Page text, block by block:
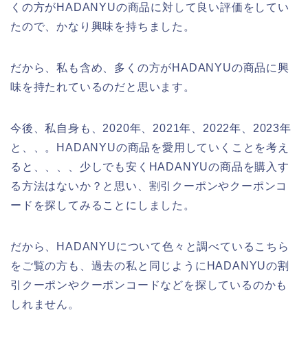
くの方がHADANYUの商品に対して良い評価をしてい
たので、かなり興味を持ちました。
だから、私も含め、多くの方がHADANYUの商品に興
味を持たれているのだと思います。
今後、私自身も、2020年、2021年、2022年、2023年
と、、。HADANYUの商品を愛用していくことを考え
ると、、、、少しでも安くHADANYUの商品を購入す
る方法はないか？と思い、割引クーポンやクーポンコ
ードを探してみることにしました。
だから、HADANYUについて色々と調べているこちら
をご覧の方も、過去の私と同じようにHADANYUの割
引クーポンやクーポンコードなどを探しているのかも
しれません。